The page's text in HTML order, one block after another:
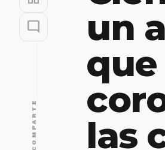
mode_comment
COMPARTE
un
las